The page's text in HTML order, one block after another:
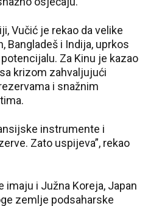
Vučić je rekao da velike
Bangladeš i Indija, uprkos
Za Kinu je kazao
krizom zahvaljujući
i snažnim
instrumente i
Zato uspijeva”, rekao
imaju i Južna Koreja, Japan
zemlje podsaharske